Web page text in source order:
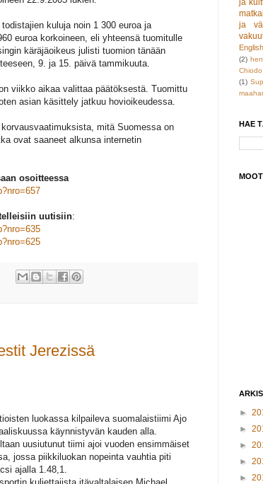
kuluja noin 1 300 euroa ja
euroa korkoineen, eli yhteensä tuomitulle
käräjäoikeus julisti tuomion tänään
9. ja 15. päivä tammikuuta.
viikko aikaa valittaa päätöksestä. Tuomittu
asian käsittely jatkuu hovioikeudessa.
mitä Suomessa on
ovat saaneet alkunsa internetin
osoitteessa
uutisiin:
Jerezissä
luokassa kilpaileva suomalaistiimi Ajo
käynnistyvän kauden alla.
uusiutunut tiimi ajoi vuoden ensimmäiset
jossa piikkiluokan nopeinta vauhtia piti
ajalla 1.48,1.
ja
ja
English
(2)
Chiodo
(1)
HAE
►
►
►
►
►